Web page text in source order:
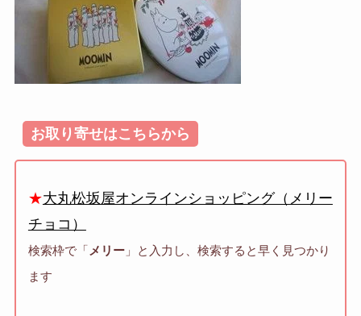
お取り寄せはこちらから
★大丸松坂屋オンラインショッピング（メリー
チョコ）
検索枠で「 メリー」と入力し、検索すると早く見つかり
ます